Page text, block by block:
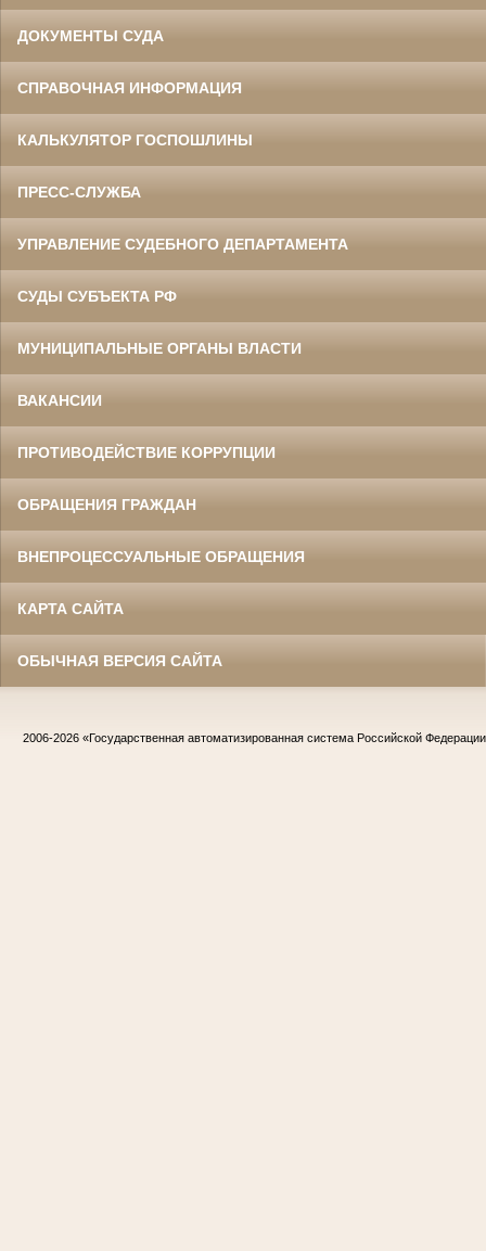
ДОКУМЕНТЫ СУДА
СПРАВОЧНАЯ ИНФОРМАЦИЯ
КАЛЬКУЛЯТОР ГОСПОШЛИНЫ
ПРЕСС-СЛУЖБА
УПРАВЛЕНИЕ СУДЕБНОГО ДЕПАРТАМЕНТА
СУДЫ СУБЪЕКТА РФ
МУНИЦИПАЛЬНЫЕ ОРГАНЫ ВЛАСТИ
ВАКАНСИИ
ПРОТИВОДЕЙСТВИЕ КОРРУПЦИИ
ОБРАЩЕНИЯ ГРАЖДАН
ВНЕПРОЦЕССУАЛЬНЫЕ ОБРАЩЕНИЯ
КАРТА САЙТА
ОБЫЧНАЯ ВЕРСИЯ САЙТА
2006-2026 «Государственная автоматизированная система Российской